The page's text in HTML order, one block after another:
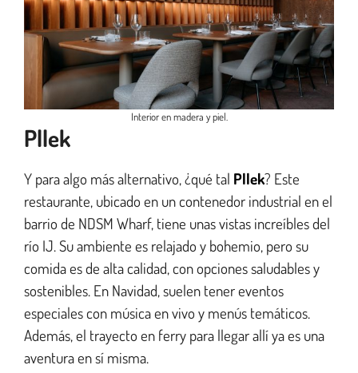
Interior en madera y piel.
Pllek
Y para algo más alternativo, ¿qué tal Pllek? Este
restaurante, ubicado en un contenedor industrial en el
barrio de NDSM Wharf, tiene unas vistas increíbles del
río IJ. Su ambiente es relajado y bohemio, pero su
comida es de alta calidad, con opciones saludables y
sostenibles. En Navidad, suelen tener eventos
especiales con música en vivo y menús temáticos.
Además, el trayecto en ferry para llegar allí ya es una
aventura en sí misma.